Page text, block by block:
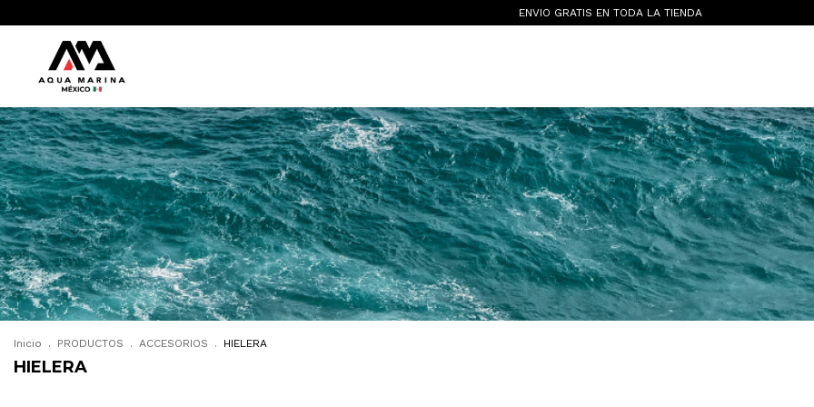
ENVIO GRATIS EN TODA LA TIENDA
Inicio . PRODUCTOS . ACCESORIOS . HIELERA
HIELERA